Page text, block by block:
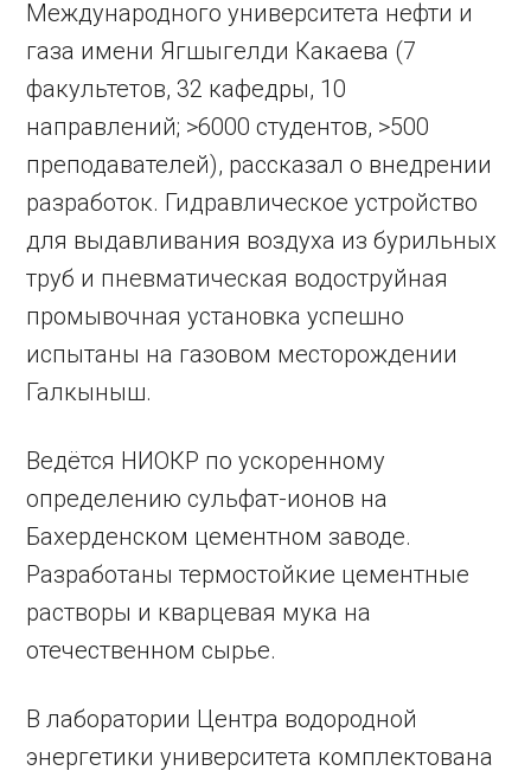
Международного университета нефти и
газа имени Ягшыгелди Какаева (7
факультетов, 32 кафедры, 10
направлений; >6000 студентов, >500
преподавателей), рассказал о внедрении
разработок. Гидравлическое устройство
для выдавливания воздуха из бурильных
труб и пневматическая водоструйная
промывочная установка успешно
испытаны на газовом месторождении
Галкыныш.
Ведётся НИОКР по ускоренному
определению сульфат-ионов на
Бахерденском цементном заводе.
Разработаны термостойкие цементные
растворы и кварцевая мука на
отечественном сырье.
В лаборатории Центра водородной
энергетики университета комплектована